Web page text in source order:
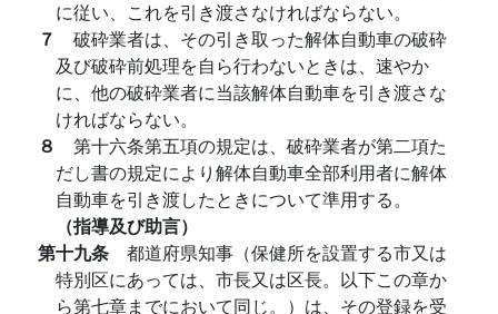
に従い、これを引き渡さなければならない。
７ 破砕業者は、その引き取った解体自動車の破砕
及び破砕前処理を自ら行わないときは、速やか
に、他の破砕業者に当該解体自動車を引き渡さな
ければならない。
８ 第十六条第五項の規定は、破砕業者が第二項た
だし書の規定により解体自動車全部利用者に解体
自動車を引き渡したときについて準用する。
（指導及び助言）
第十九条 都道府県知事（保健所を設置する市又は
特別区にあっては、市長又は区長。以下この章か
ら第七章までにおいて同じ。）は、その登録を受